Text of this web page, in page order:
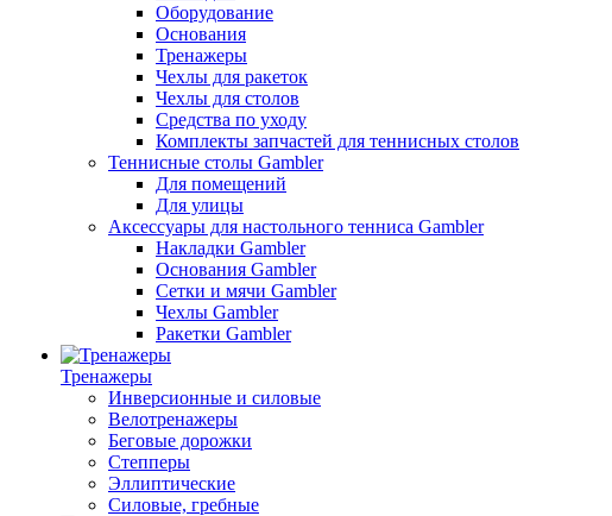
Оборудование
Основания
Тренажеры
Чехлы для ракеток
Чехлы для столов
Средства по уходу
Комплекты запчастей для теннисных столов
Теннисные столы Gambler
Для помещений
Для улицы
Аксессуары для настольного тенниса Gambler
Накладки Gambler
Основания Gambler
Сетки и мячи Gambler
Чехлы Gambler
Ракетки Gambler
Тренажеры
Инверсионные и силовые
Велотренажеры
Беговые дорожки
Степперы
Эллиптические
Силовые, гребные